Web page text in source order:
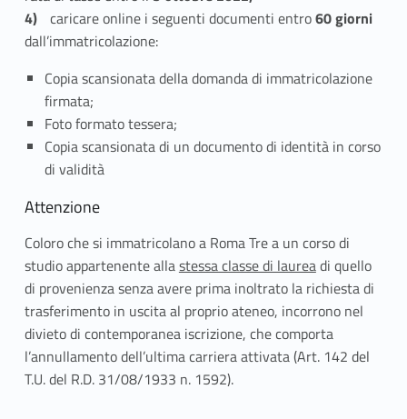
r
i
m
e
n
t
i
,
p
a
caricare online i seguenti documenti entro60 giorni
dall’immatricolazione:
Copia scansionata della domanda di immatricolazione
firmata;
Foto formato tessera;
Copia scansionata di un documento di identità in corso
di validità
Attenzione
Coloro che si immatricolano a Roma Tre a un corso di
studio appartenente allastessa classe di laureadi quello
di provenienza senza avere prima inoltrato la richiesta di
trasferimento in uscita al proprio ateneo, incorrono nel
divieto di contemporanea iscrizione, che comporta
l’annullamento dell’ultima carriera attivata (Art. 142 del
T.U. del R.D. 31/08/1933 n. 1592).